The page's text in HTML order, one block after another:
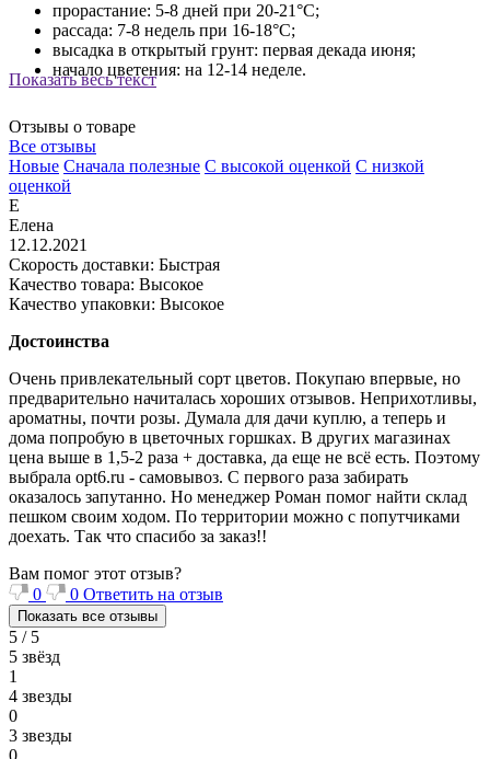
Показать весь текст
прорастание: 5-8 дней при 20-21°С;
рассада: 7-8 недель при 16-18°С;
высадка в открытый грунт: первая декада июня;
начало цветения: на 12-14 неделе.
Отзывы о товаре
Все отзывы
Новые Сначала полезные С высокой оценкой С низкой
оценкой
Е
Елена
12.12.2021
Скорость доставки: Быстрая
Качество товара: Высокое
Качество упаковки: Высокое
Достоинства
Очень привлекательный сорт цветов. Покупаю впервые, но
предварительно начиталась хороших отзывов. Неприхотливы,
ароматны, почти розы. Думала для дачи куплю, а теперь и
дома попробую в цветочных горшках. В других магазинах
цена выше в 1,5-2 раза + доставка, да еще не всё есть. Поэтому
выбрала opt6.ru - самовывоз. С первого раза забирать
оказалось запутанно. Но менеджер Роман помог найти склад
пешком своим ходом. По территории можно с попутчиками
доехать. Так что спасибо за заказ!!
Вам помог этот отзыв?
0
0 Ответить на отзыв
Показать все отзывы
5 / 5
5 звёзд
1
4 звезды
0
3 звезды
0